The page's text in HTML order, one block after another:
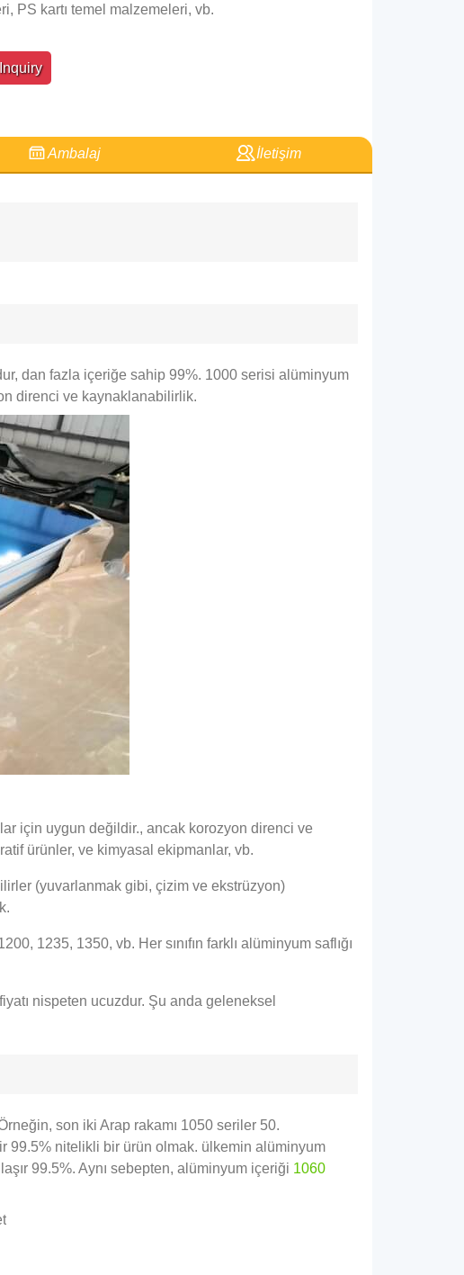
PS kartı temel malzemeleri, vb.
Ambalaj İletişim
dan fazla içeriğe sahip 99%. 1000 serisi alüminyum
direnci ve kaynaklanabilirlik.
için uygun değildir., ancak korozyon direnci ve
ürünler, ve kimyasal ekipmanlar, vb.
(yuvarlanmak gibi, çizim ve ekstrüzyon)
1235, 1350, vb. Her sınıfın farklı alüminyum saflığı
nispeten ucuzdur. Şu anda geleneksel
son iki Arap rakamı 1050 seriler 50.
99.5% nitelikli bir ürün olmak. ülkemin alüminyum
99.5%. Aynı sebepten, alüminyum içeriği 1060